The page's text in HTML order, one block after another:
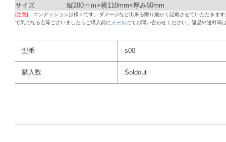
サイズ
縦200ｍｍ×横110mm×厚み60mm
[注意] コンディションは様々です。ダメージなど出来る限り細かく記載させていただきま
で気になる点等ございましたらご購入前にメールにてお問い合わせください。返品や送料等
型番 s00
購入数 Soldout